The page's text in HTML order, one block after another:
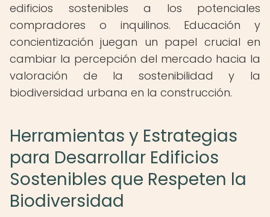
edificios sostenibles a los potenciales
compradores o inquilinos. Educación y
concientización juegan un papel crucial en
cambiar la percepción del mercado hacia la
valoración de la sostenibilidad y la
biodiversidad urbana en la construcción.
Herramientas y Estrategias
para Desarrollar Edificios
Sostenibles que Respeten la
Biodiversidad